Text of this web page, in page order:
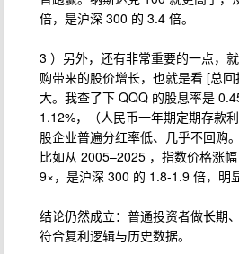
倍，是沪深 300 的 3.4 倍。
3 ）另外，还有非常重要的一点，
购带来的股价增长，也就是看 [总
大。我查了下 QQQ 的股息率是
1.12%，（人民币一年期定期存款
股企业普遍分红率低、几乎不回购
比如从 2005–2025 ，指数价格涨
9×，是沪深 300 的 1.8-1.9 倍，明
结论仍然成立：普通投资者做长期
符合复利逻辑与历史数据。